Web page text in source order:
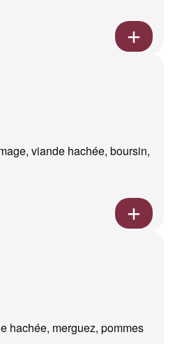
viande hachée, boursin,
hachée, merguez, pommes